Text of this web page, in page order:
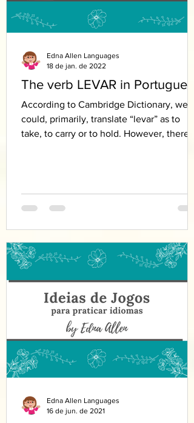
The verb LEVAR in Portuguese
According to Cambridge Dictionary, we
could, primarily, translate “levar” as to
take, to carry or to hold. However, there is
Edna Allen Languages
18 de jan. de 2022
Edna Allen Languages
16 de jun. de 2021